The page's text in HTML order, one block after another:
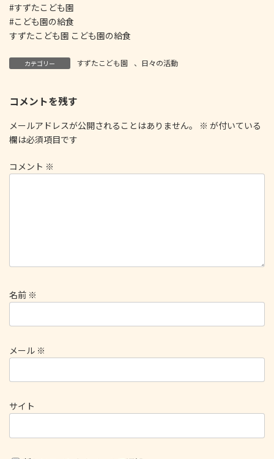
#すずたこども園
#こども園の給食
すずたこども園 こども園の給食
カテゴリー すずたこども園 、 日々の活動
コメントを残す
メールアドレスが公開されることはありません。 ※ が付いている
欄は必須項目です
コメント ※
名前 ※
メール ※
サイト